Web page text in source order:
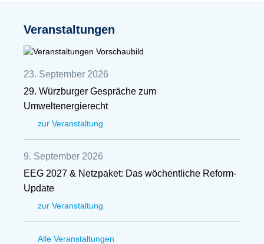
Veranstaltungen
23. September 2026
29. Würzburger Gespräche zum
Umweltenergierecht
zur Veranstaltung
9. September 2026
EEG 2027 & Netzpaket: Das wöchentliche Reform-
Update
zur Veranstaltung
Alle Veranstaltungen